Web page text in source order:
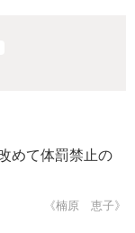
めて体罰禁止の
《楠原 恵子》